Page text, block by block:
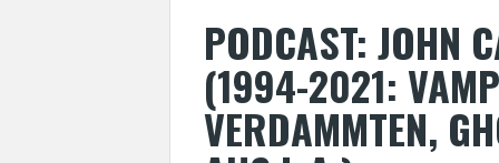
PODCAST: JOHN
(1994-2021:
VERDAMMTEN,